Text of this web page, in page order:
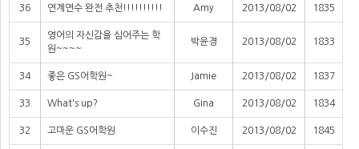
36 연계연수 완전 추천!!!!!!!!!! Amy 2013/08/02 1835
35
영어의 자신감을 심어주는 학
원~~~~
박윤경 2013/08/02 1833
34 좋은 GS어학원~ Jamie 2013/08/02 1837
33 What's up? Gina 2013/08/02 1834
32 고마운 GS어학원 이수진 2013/08/02 1845